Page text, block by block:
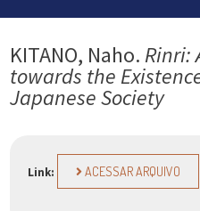
KITANO, Naho. Rinri:
towards the
Japanese Society
Link: ACESSAR ARQUIVO